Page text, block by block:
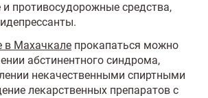
противосудорожные средства,
в Махачкале прокапаться можно
абстинентного синдрома,
некачественными спиртными
лекарственных препаратов с